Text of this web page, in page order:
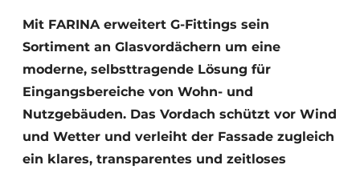
Mit FARINA erweitert G-Fittings sein
Sortiment an Glasvordächern um eine
moderne, selbsttragende Lösung für
Eingangsbereiche von Wohn- und
Nutzgebäuden. Das Vordach schützt vor Wind
und Wetter und verleiht der Fassade zugleich
ein klares, transparentes und zeitloses